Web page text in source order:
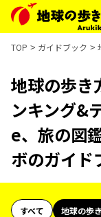
TOP ガイドブック
地球の歩き
ンキング&
e、旅の図
ボのガイド
すべて 地球の歩